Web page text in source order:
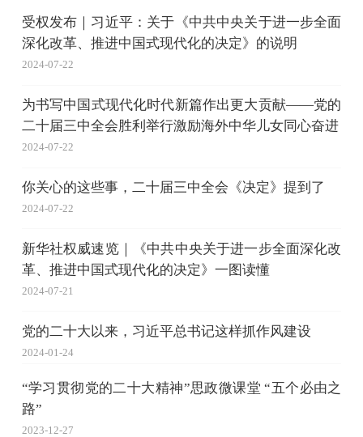
受权发布｜习近平：关于《中共中央关于进一步全面
深化改革、推进中国式现代化的决定》的说明
2024-07-22
为书写中国式现代化时代新篇作出更大贡献——党的
二十届三中全会胜利举行激励海外中华儿女同心奋进
2024-07-22
你关心的这些事，二十届三中全会《决定》提到了
2024-07-22
新华社权威速览｜《中共中央关于进一步全面深化改
革、推进中国式现代化的决定》一图读懂
2024-07-21
党的二十大以来，习近平总书记这样抓作风建设
2024-01-24
“学习贯彻党的二十大精神”思政微课堂 “五个必由之
路”
2023-12-27